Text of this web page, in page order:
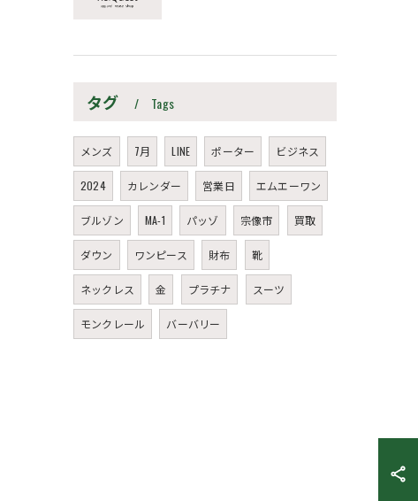
タグ Tags
メンズ 7月 LINE ポーター ビジネス
2024 カレンダー 営業日 エムエーワン
ブルゾン MA-1 パッゾ 宗像市 買取
ダウン ワンピース 財布 靴
ネックレス 金 プラチナ スーツ
モンクレール バーバリー